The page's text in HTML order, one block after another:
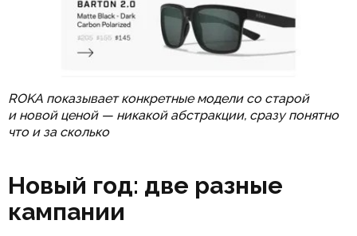
ROKA показывает конкретные модели со старой
и новой ценой — никакой абстракции, сразу понятно
что и за сколько
Новый год: две разные
кампании